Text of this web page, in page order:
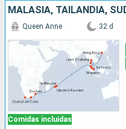
Comidas incluidas
Queen Anne 32 d